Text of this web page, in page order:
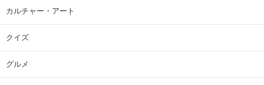
カルチャー・アート
クイズ
グルメ